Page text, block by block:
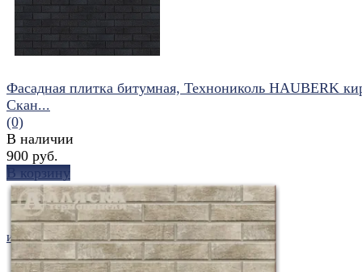
избранное сравнить
Фасадная плитка битумная, Технониколь HAUBERK
Скан...
(0)
В наличии
900 руб.
В корзину